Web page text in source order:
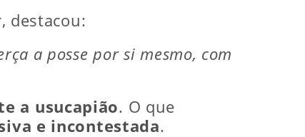
destacou:
a posse por si mesmo, com
a usucapião. O que
e incontestada.